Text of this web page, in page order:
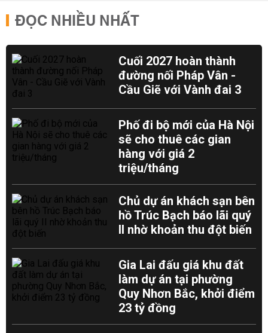
ĐỌC NHIỀU NHẤT
Cuối 2027 hoàn thành
đường nối Pháp Vân -
Cầu Giẽ với Vành đai 3
Phố đi bộ mới của Hà Nội
sẽ cho thuê các gian
hàng với giá 2
triệu/tháng
Chủ dự án khách sạn bên
hồ Trúc Bạch báo lãi quý
II nhờ khoản thu đột biến
Gia Lai đấu giá khu đất
làm dự án tại phường
Quy Nhơn Bắc, khởi điểm
23 tỷ đồng